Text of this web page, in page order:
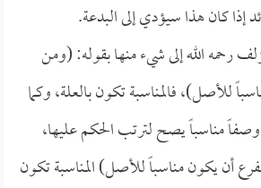
إذا كان هذا سيؤدي إلى البدعة.
رحمه الله إلى شيء منها بقوله: (ومن
للأصل)، فالمناسبة تكون بالعلة، وكما
وصفاً مناسباً يصح لترتب الحكم عليها،
أن يكون مناسباً للأصل) المناسبة تكون